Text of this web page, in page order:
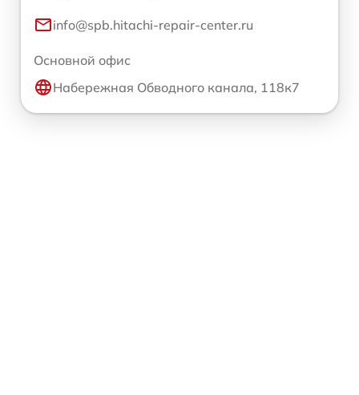
info@spb.hitachi-repair-center.ru
Основной офис
Набережная Обводного канала, 118к7